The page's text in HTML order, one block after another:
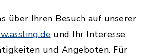
über Ihren Besuch auf unserer
und Ihr Interesse
und Angeboten. Für